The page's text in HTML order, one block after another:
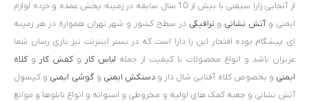
.دستکش های ایمنی در همه مشاغل کاربرد و جایگاه خاص خود را دارا
میباشند اعم از مشاغلی مانند کار در معادن ، کارخانجات،
صنایع،شهرداری،ساختمان سازی و…
از آنجایی زارا سیفتی با بیش از 10 سال سابقه در زمینه پخش عمده و خرده لوازم
ایمنی وآتش نشانی و ترافیکی در سطح کشور و شهر تهران همواره در هر زمینه
ای پیشگام بوده افتخار این را دارا است که در بستر اینترنت نیز یاری رسان شما
عزیزان باشد و انواع محصولات با کیفیت از جمله لباس کار و کفش کار و کلاه
ایمنی و بخصوص کلاه آفتابی شال دار و دستکش ایمنی وگوشی ایمنی و کپسول
آتش نشانی و جعبه کمک های اولیه و مخروطی و استوانه و انواع تابلوها و موانع